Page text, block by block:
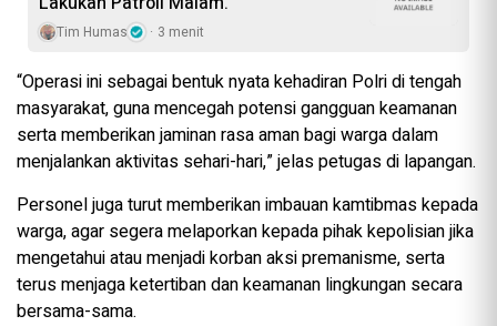
Tim Humas 3 menit
“Operasi ini sebagai bentuk nyata kehadiran Polri di tengah
masyarakat, guna mencegah potensi gangguan keamanan
serta memberikan jaminan rasa aman bagi warga dalam
menjalankan aktivitas sehari-hari,” jelas petugas di lapangan.
Personel juga turut memberikan imbauan kamtibmas kepada
warga, agar segera melaporkan kepada pihak kepolisian jika
mengetahui atau menjadi korban aksi premanisme, serta
terus menjaga ketertiban dan keamanan lingkungan secara
bersama-sama.